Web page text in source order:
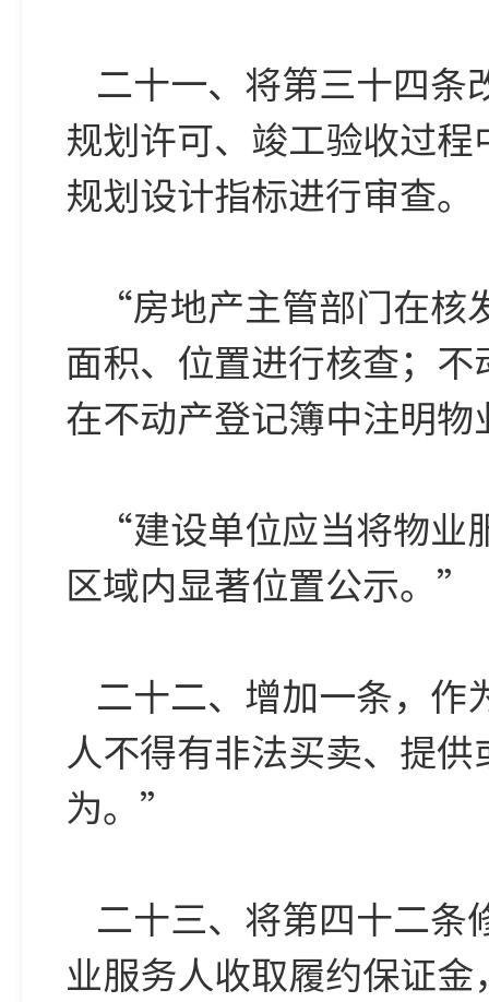
二十一、将第三十四
规划许可、竣工验收过
规划设计指标进行审查。
“房地产主管部门在
面积、位置进行核查；
在不动产登记簿中注明
“建设单位应当将物
区域内显著位置公示。”
二十二、增加一条，
人不得有非法买卖、提
为。”
二十三、将第四十二
业服务人收取履约保证